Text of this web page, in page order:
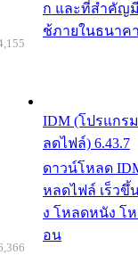
ก และที่สำคัญ
ช้ภายในธนาค
IDM (โปรแกรม
ลดไฟล์) 6.43.7
ดาวน์โหลด
หลดไฟล์ เร็วขึ้
ง โหลดหนัง โห
อน